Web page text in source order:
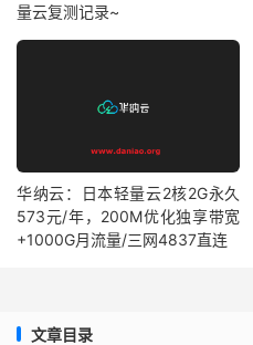
量云复测记录~
华纳云：日本轻量云2核2G永久
573元/年，200M优化独享带宽
+1000G月流量/三网4837直连
文章目录